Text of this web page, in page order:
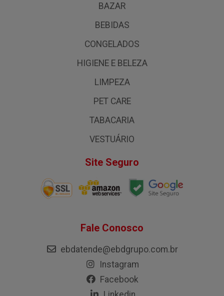
BAZAR
BEBIDAS
CONGELADOS
HIGIENE E BELEZA
LIMPEZA
PET CARE
TABACARIA
VESTUÁRIO
Site Seguro
Fale Conosco
ebdatende@ebdgrupo.com.br
Instagram
Facebook